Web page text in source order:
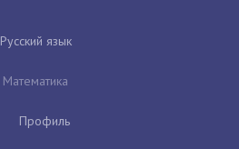
Русский язык
Математика
Профиль